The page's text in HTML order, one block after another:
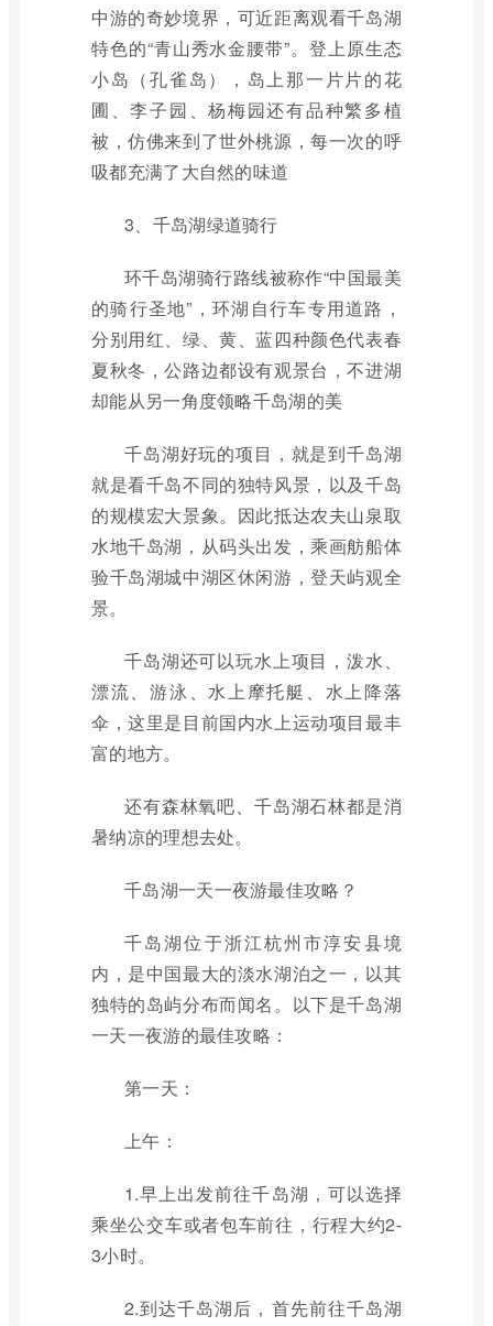
中游的奇妙境界，可近距离观看千岛湖
特色的“青山秀水金腰带”。登上原生态
小岛（孔雀岛），岛上那一片片的花
圃、李子园、杨梅园还有品种繁多植
被，仿佛来到了世外桃源，每一次的呼
吸都充满了大自然的味道
3、千岛湖绿道骑行
环千岛湖骑行路线被称作“中国最美
的骑行圣地”，环湖自行车专用道路，
分别用红、绿、黄、蓝四种颜色代表春
夏秋冬，公路边都设有观景台，不进湖
却能从另一角度领略千岛湖的美
千岛湖好玩的项目，就是到千岛湖
就是看千岛不同的独特风景，以及千岛
的规模宏大景象。因此抵达农夫山泉取
水地千岛湖，从码头出发，乘画舫船体
验千岛湖城中湖区休闲游，登天屿观全
景。
千岛湖还可以玩水上项目，泼水、
漂流、游泳、水上摩托艇、水上降落
伞，这里是目前国内水上运动项目最丰
富的地方。
还有森林氧吧、千岛湖石林都是消
暑纳凉的理想去处。
千岛湖一天一夜游最佳攻略？
千岛湖位于浙江杭州市淳安县境
内，是中国最大的淡水湖泊之一，以其
独特的岛屿分布而闻名。以下是千岛湖
一天一夜游的最佳攻略：
第一天：
上午：
1.早上出发前往千岛湖，可以选择
乘坐公交车或者包车前往，行程大约2-
3小时。
2.到达千岛湖后，首先前往千岛湖